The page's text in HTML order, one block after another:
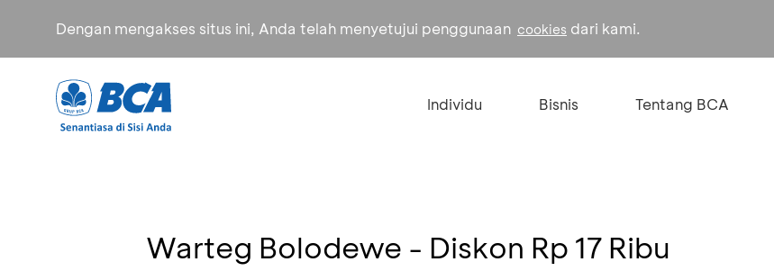
Dengan mengakses situs ini, Anda telah menyetujui penggunaan cookies dari kami.
Individu Bisnis Tentang BCA
Warteg Bolodewe - Diskon Rp 17 Ribu